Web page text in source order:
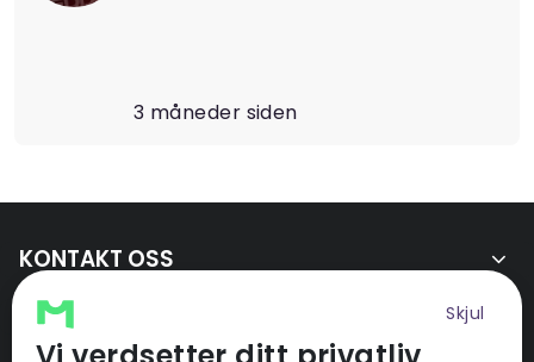
Skjul
3 måneder siden
KONTAKT OSS
SNARVEIER